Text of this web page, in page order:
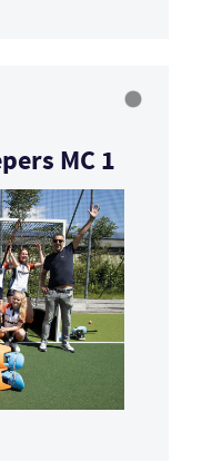
MC 1